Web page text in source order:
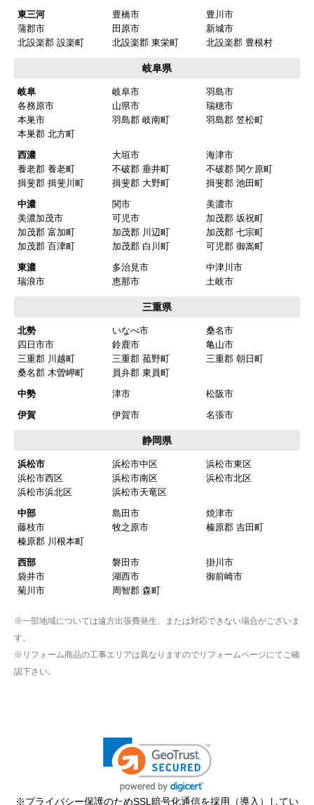
東三河 豊橋市
豊川市
蒲郡市
田原市
新城市
北設楽郡 設楽町
北設楽郡 東栄町 北設楽郡 豊根村
岐阜県
岐阜 岐阜市
羽島市
各務原市
山県市
瑞穂市
本巣市
羽島郡 岐南町
羽島郡 笠松町
本巣郡 北方町
西濃
大垣市
海津市
養老郡 養老町
不破郡 垂井町
不破郡 関ケ原町
揖斐郡 揖斐川町
揖斐郡 大野町
揖斐郡 池田町
中濃
関市
美濃市
美濃加茂市
可児市
加茂郡 坂祝町
加茂郡 富加町
加茂郡 川辺町
加茂郡 七宗町
加茂郡 百津町
加茂郡 白川町
可児郡 御嵩町
東濃
多治見市
中津川市
瑞浪市
恵那市 土岐市
三重県
北勢 いなべ市
桑名市
四日市市
鈴鹿市
亀山市
三重郡 川越町
三重郡 菰野町
三重郡 朝日町
桑名郡 木曽岬町
員弁郡 東員町
中勢
津市
松阪市
伊賀
伊賀市 名張市
静岡県
浜松市 浜松市中区
浜松市東区
浜松市西区
浜松市南区
浜松市北区
浜松市浜北区
浜松市天竜区
中部
島田市
焼津市
藤枝市
牧之原市
榛原郡 吉田町
榛原郡 川根本町
西部
磐田市
掛川市
袋井市
湖西市
御前崎市
菊川市
周智郡 森町
※一部地域については遠方出張費発生、または対応できない場合がございま
す。
※リフォーム商品の工事エリアは異なりますのでリフォームページにてご確
認下さい。
※プライバシー保護のためSSL暗号化通信を採用（導入）してい